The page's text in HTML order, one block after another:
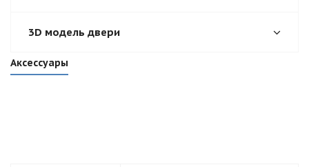
3D модель двери
Аксессуары